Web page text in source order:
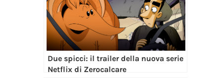
Due spicci: il trailer della nuova serie
Netflix di Zerocalcare